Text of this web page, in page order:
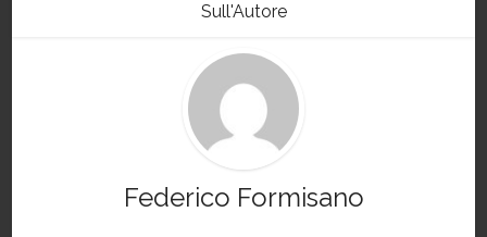
Sull'Autore
Federico Formisano